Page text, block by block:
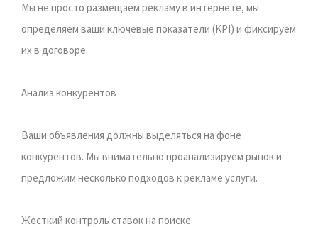
Мы не просто размещаем рекламу в интернете, мы
определяем ваши ключевые показатели (KPI) и фиксируем
их в договоре.
Анализ конкурентов
Ваши объявления должны выделяться на фоне
конкурентов. Мы внимательно проанализируем рынок и
предложим несколько подходов к рекламе услуги.
Жесткий контроль ставок на поиске